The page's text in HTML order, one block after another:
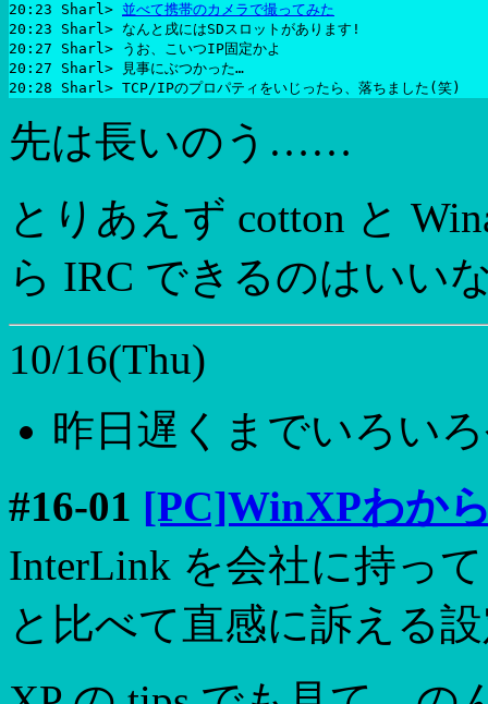
20:23 Sharl> 並べて携帯のカメラで撮ってみた
20:23 Sharl> なんと戌にはSDスロットがあります!
20:27 Sharl> うお、こいつIP固定かよ
20:27 Sharl> 見事にぶつかった…
先は長いのう……
とりあえず cotton と
ら IRC できるのはいい
10/16(Thu)
昨日遅くまでいろい
#16-01 [PC]WinXPわか
InterLink を会社に持っ
と比べて直感に訴える